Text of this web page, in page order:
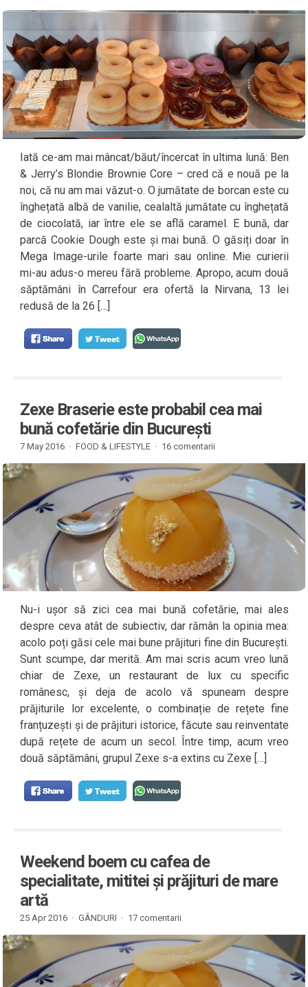
Iată ce-am mai mâncat/băut/încercat în ultima lună: Ben
& Jerry’s Blondie Brownie Core – cred că e nouă pe la
noi, că nu am mai văzut-o. O jumătate de borcan este cu
înghețată albă de vanilie, cealaltă jumătate cu înghețată
de ciocolată, iar între ele se află caramel. E bună, dar
parcă Cookie Dough este și mai bună. O găsiți doar în
Mega Image-urile foarte mari sau online. Mie curierii
mi-au adus-o mereu fără probleme. Apropo, acum două
săptămâni în Carrefour era ofertă la Nirvana, 13 lei
redusă de la 26 […]
Zexe Braserie este probabil cea mai
bună cofetărie din București
7 May 2016 · FOOD & LIFESTYLE · 16 comentarii
Nu-i ușor să zici cea mai bună cofetărie, mai ales
despre ceva atât de subiectiv, dar rămân la opinia mea:
acolo poți găsi cele mai bune prăjituri fine din București.
Sunt scumpe, dar merită. Am mai scris acum vreo lună
chiar de Zexe, un restaurant de lux cu specific
românesc, și deja de acolo vă spuneam despre
prăjiturile lor excelente, o combinație de rețete fine
franțuzești și de prăjituri istorice, făcute sau reinventate
după rețete de acum un secol. Între timp, acum vreo
două săptămâni, grupul Zexe s-a extins cu Zexe […]
Weekend boem cu cafea de
specialitate, mititei și prăjituri de mare
artă
25 Apr 2016 · GÂNDURI · 17 comentarii